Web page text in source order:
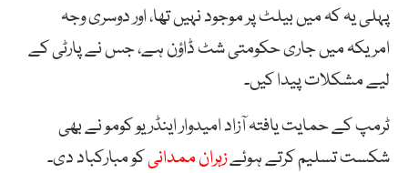
پہلی یہ کہ میں بیلٹ پر موجود نہیں تھا، اور دوسری وجہ
امریکہ میں جاری حکومتی شٹ ڈاؤن ہے، جس نے پارٹی کے
لیے مشکلات پیدا کیں۔
ٹرمپ کے حمایت یافتہ آزاد امیدوار اینڈریو کومو نے بھی
شکست تسلیم کرتے ہوئےزہران ممدانیکو مبارکباد دی۔